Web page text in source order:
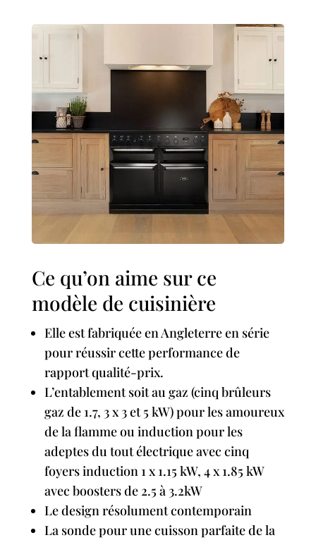
Ce qu’on aime sur ce
modèle de cuisinière
Elle est fabriquée en Angleterre en série
pour réussir cette performance de
rapport qualité-prix.
L’entablement soit au gaz (cinq brûleurs
gaz de 1.7, 3 x 3 et 5 kW) pour les amoureux
de la flamme ou induction pour les
adeptes du tout électrique avec cinq
foyers induction 1 x 1.15 kW, 4 x 1.85 kW
avec boosters de 2.5 à 3.2kW
Le design résolument contemporain
La sonde pour une cuisson parfaite de la